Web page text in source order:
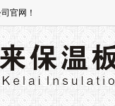
官网！